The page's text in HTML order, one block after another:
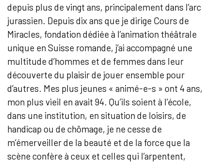
depuis plus de vingt ans, principalement dans l’arc
jurassien. Depuis dix ans que je dirige Cours de
Miracles, fondation dédiée à l’animation théâtrale
unique en Suisse romande, j’ai accompagné une
multitude d’hommes et de femmes dans leur
découverte du plaisir de jouer ensemble pour
d’autres. Mes plus jeunes « animé-e-s » ont 4 ans,
mon plus vieil en avait 94. Qu’ils soient à l’école,
dans une institution, en situation de loisirs, de
handicap ou de chômage, je ne cesse de
m’émerveiller de la beauté et de la force que la
scène confère à ceux et celles qui l’arpentent,